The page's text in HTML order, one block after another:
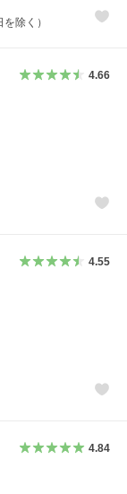
除く）
4.66
4.55
4.84